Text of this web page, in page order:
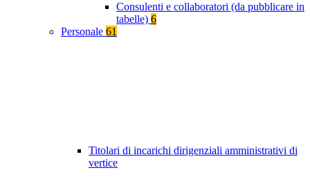
Consulenti e collaboratori (da pubblicare in
tabelle) 6
Personale 61
Titolari di incarichi dirigenziali amministrativi di
vertice